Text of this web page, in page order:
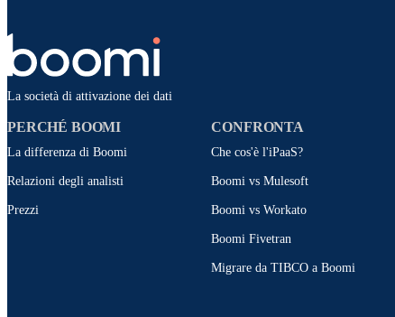
La società di attivazione dei dati
PERCHÉ BOOMI
La differenza di Boomi
Relazioni degli analisti
Prezzi
CONFRONTA
Che cos'è l'iPaaS?
Boomi vs Mulesoft
Boomi vs Workato
Boomi Fivetran
Migrare da TIBCO a Boomi